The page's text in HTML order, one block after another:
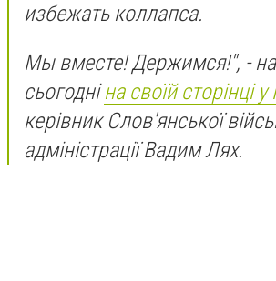
избежать коллапса.
Мы вместе! Держимся!", -
сьогодніна своїй сторінці
керівник Слов'янської
адміністрації Вадим Лях.